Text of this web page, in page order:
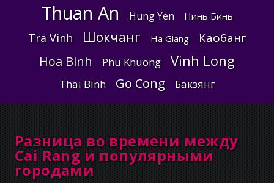
Thuan An Hung Yen Нинь Бинь
Tra Vinh Шокчанг Ha Giang Каобанг
Hoa Binh Phu Khuong Vinh Long
Thai Binh Go Cong Бакзянг
Разница во времени между
Cai Rang и популярными
городами